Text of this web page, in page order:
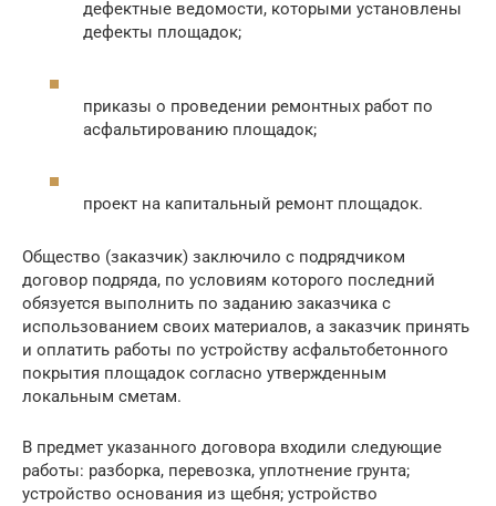
дефектные ведомости, которыми установлены
дефекты площадок;
приказы о проведении ремонтных работ по
асфальтированию площадок;
проект на капитальный ремонт площадок.
Общество (заказчик) заключило с подрядчиком
договор подряда, по условиям которого последний
обязуется выполнить по заданию заказчика с
использованием своих материалов, а заказчик принять
и оплатить работы по устройству асфальтобетонного
покрытия площадок согласно утвержденным
локальным сметам.
В предмет указанного договора входили следующие
работы: разборка, перевозка, уплотнение грунта;
устройство основания из щебня; устройство